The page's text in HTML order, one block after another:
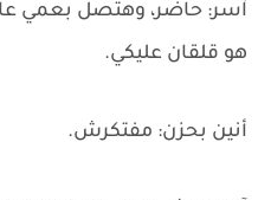
آسر: حاضر، وهتصل بعمي
هو قلقان عليكي.
أنين بحزن: مفتكرش.